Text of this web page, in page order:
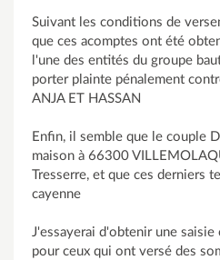
Suivant les conditions de
que ces acomptes ont été
l'une des entités du groupe
porter plainte pénalement
ANJA ET HASSAN
Enfin, il semble que le couple
maison à 66300
Tresserre, et que ces derniers
cayenne
J'essayerai d'obtenir une
pour ceux qui ont versé des